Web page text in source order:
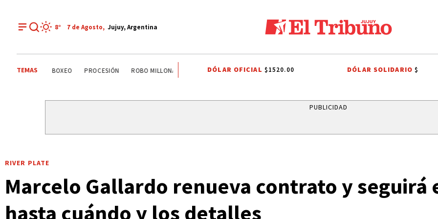
8° 7 de Agosto, Jujuy, Argentina
TEMAS PALPALÁ EL CARMEN ALTO COMEDERO PROCESIÓN ROBO MILLONARIO CRIMEN PRIMERA NACIONAL
DÓLAR OFICIAL $1520.00 DÓLAR SOLIDARIO$
PUBLICIDAD
RIVER PLATE
Marcelo Gallardo renueva contrato y seguirá
hasta cuándo y los detalles